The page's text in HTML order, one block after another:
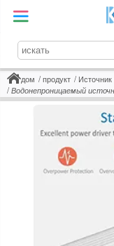
дом продукт
Водонепроницаемый